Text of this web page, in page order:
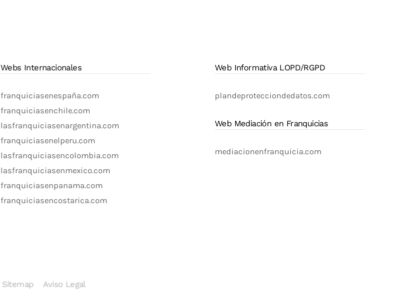
Webs Internacionales
franquiciasenespaña.com
franquiciasenchile.com
lasfranquiciasenargentina.com
franquiciasenelperu.com
lasfranquiciasencolombia.com
lasfranquiciasenmexico.com
franquiciasenpanama.com
franquiciasencostarica.com
Web Informativa LOPD/RGPD
plandeprotecciondedatos.com
Web Mediación en Franquicias
mediacionenfranquicia.com
Sitemap
Aviso Legal